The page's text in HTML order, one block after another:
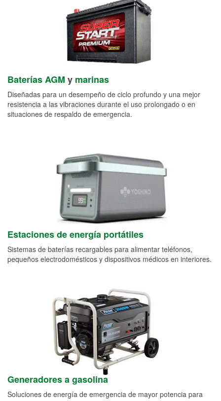
Baterías AGM y marinas
Diseñadas para un desempeño de ciclo profundo y una mejor
resistencia a las vibraciones durante el uso prolongado o en
situaciones de respaldo de emergencia.
Estaciones de energía portátiles
Sistemas de baterías recargables para alimentar teléfonos,
pequeños electrodomésticos y dispositivos médicos en interiores.
Generadores a gasolina
Soluciones de energía de emergencia de mayor potencia para